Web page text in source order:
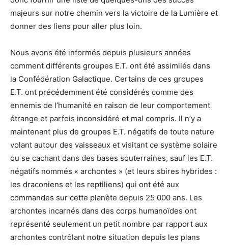
majeurs sur notre chemin vers la victoire de la Lumière et
donner des liens pour aller plus loin.
Nous avons été informés depuis plusieurs années
comment différents groupes E.T. ont été assimilés dans
la Confédération Galactique. Certains de ces groupes
E.T. ont précédemment été considérés comme des
ennemis de l’humanité en raison de leur comportement
étrange et parfois inconsidéré et mal compris. Il n’y a
maintenant plus de groupes E.T. négatifs de toute nature
volant autour des vaisseaux et visitant ce système solaire
ou se cachant dans des bases souterraines, sauf les E.T.
négatifs nommés « archontes » (et leurs sbires hybrides :
les draconiens et les reptiliens) qui ont été aux
commandes sur cette planète depuis 25 000 ans. Les
archontes incarnés dans des corps humanoïdes ont
représenté seulement un petit nombre par rapport aux
archontes contrôlant notre situation depuis les plans